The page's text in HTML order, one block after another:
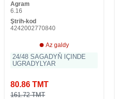
Agram
6.16
Ştrih-kod
4242002770840
Az galdy
24/48 SAGADYŇ IÇINDE
UGRADYLYAR
80.86 TMT
161.72 TMT